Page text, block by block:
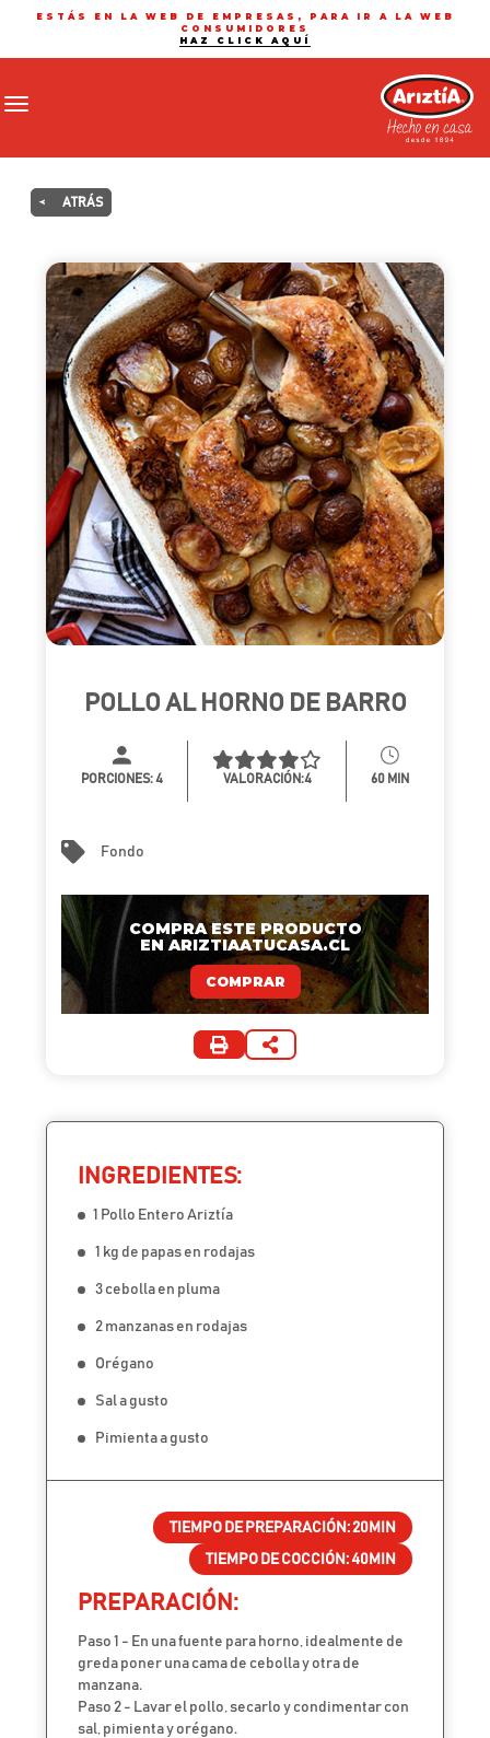
ESTÁS EN LA WEB DE EMPRESAS, PARA IR A LA WEB
CONSUMIDORES
HAZ CLICK AQUÍ
Toggle navigation
< ATRÁS
POLLO AL HORNO DE BARRO
PORCIONES:4 VALORACIÓN:4 60 MIN
Fondo
COMPRA ESTE PRODUCTO
EN ARIZTIAATUCASA.CL
COMPRAR
INGREDIENTES:
1 Pollo Entero Ariztía
1 kg de papas en rodajas
3 cebolla en pluma
2 manzanas en rodajas
Orégano
Sal a gusto
Pimienta a gusto
TIEMPO DE PREPARACIÓN:20MIN
TIEMPO DE COCCIÓN:40MIN
PREPARACIÓN:
Paso 1 - En una fuente para horno, idealmente de
greda poner una cama de cebolla y otra de
manzana.
Paso 2 - Lavar el pollo, secarlo y condimentar con
sal, pimienta y orégano.